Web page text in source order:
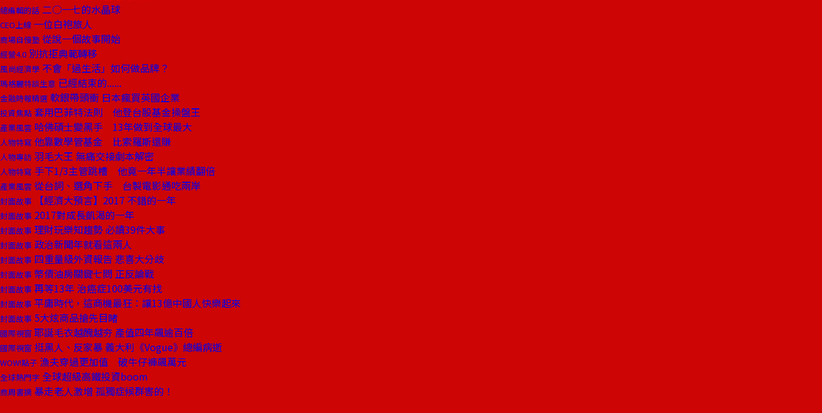
總編輯的話 二○一七的水晶球
CEO上線 一位白袍旅人
商場自慢塾 從說一個故事開始
經營4.0 別抗拒典範轉移
風尚經濟學 不會「過生活」如何做品牌？
瑪格麗特談生意 已經結束的......
金融時報精選 軟銀帶頭衝 日本瘋買英國企業
投資焦點 套用巴菲特法則 他登台股基金操盤王
產業風雲 哈佛碩士變黑手 13年做到全球最大
人物特寫 他靠數學管基金 比索羅斯還賺
人物專訪 羽毛大王 無痛交接劇本解密
人物特寫 手下1/3主管跳槽 他竟一年半讓業績翻倍
產業風雲 從台詞、選角下手 台製電影通吃兩岸
封面故事 【經濟大預言】2017 不錯的一年
封面故事 2017對成長飢渴的一年
封面故事 理財玩樂知趨勢 必讀39件大事
封面故事 政治新聞年就看這兩人
封面故事 四重量級外資報告 悲喜大分歧
封面故事 幣債油房關鍵七問 正反論戰
封面故事 再等13年 治癌症100美元有找
封面故事 平庸時代，這商機最狂：讓13億中國人快樂起來
封面故事 5大炫商品搶先目睹
國際視窗 耶誕毛衣越醜越夯 產值四年飆逾百倍
國際視窗 挺黑人、反家暴 義大利《Vogue》總編病逝
WOW!點子 漁夫穿過更加值 破牛仔褲飆萬元
全球熱門字 全球超級高鐵投資boom
商周書摘 暴走老人激增 孤獨症候群害的！